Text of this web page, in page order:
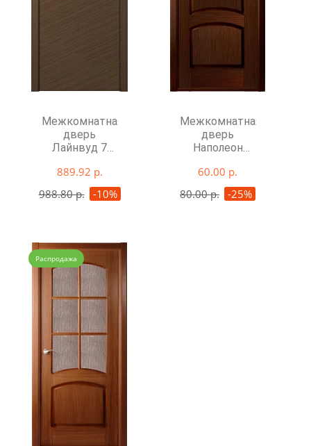
Межкомнатная
дверь
Лайнвуд 7
889.92 р.
988.80 р.
-10%
Межкомнатная
дверь
Наполеон
60.00 р.
80.00 р. -25%
Распродажа